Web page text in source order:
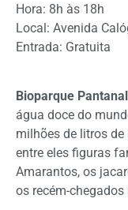
Hora: 8h às 18h
Local: Avenida
Entrada: Gratuita
Bioparque
água doce do
milhões de litros
entre eles figuras
Amarantos, os
os recém-chegados